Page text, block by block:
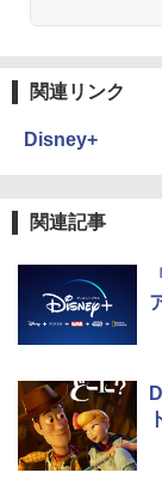
関連リンク
Disney+
関連記事